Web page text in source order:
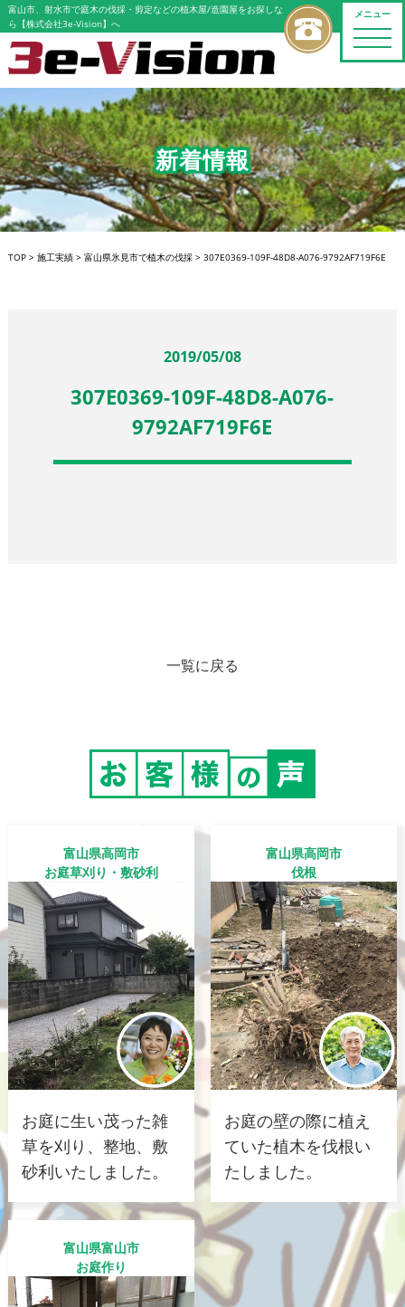
メニュー
toggle
富山市、射水市で庭木の伐採・剪定などの植木屋/造園屋をお探しな
ら【株式会社3e-Vision】へ
新着情報
TOP> 施工実績> 富山県氷見市で植木の伐採> 307E0369-109F-48D8-A076-9792AF719F6E
2019/05/08
307E0369-109F-48D8-A076-
9792AF719F6E
一覧に戻る
富山県高岡市
お庭草刈り・敷砂利
お庭に生い茂った雑
草を刈り、整地、敷
砂利いたしました。
富山県高岡市
伐根
お庭の壁の際に植え
ていた植木を伐根い
たしました。
富山県富山市
お庭作り